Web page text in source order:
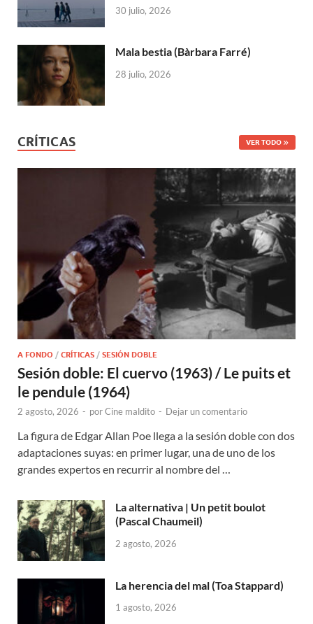
30 julio, 2026
Mala bestia (Bàrbara Farré)
28 julio, 2026
CRÍTICAS VER TODO
A FONDO / CRÍTICAS / SESIÓN DOBLE
Sesión doble: El cuervo (1963) / Le puits et
le pendule (1964)
2 agosto, 2026 - porCine maldito - Dejar un comentario
La figura de Edgar Allan Poe llega a la sesión doble con dos
adaptaciones suyas: en primer lugar, una de uno de los
grandes expertos en recurrir al nombre del …
La alternativa | Un petit boulot
(Pascal Chaumeil)
2 agosto, 2026
La herencia del mal (Toa Stappard)
1 agosto, 2026